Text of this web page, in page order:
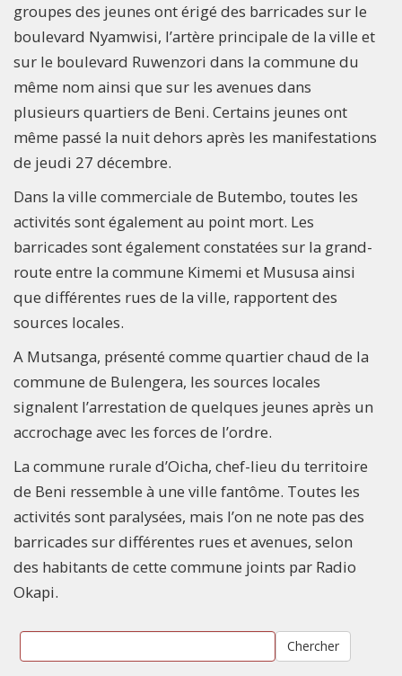
groupes des jeunes ont érigé des barricades sur le
boulevard Nyamwisi, l’artère principale de la ville et
sur le boulevard Ruwenzori dans la commune du
même nom ainsi que sur les avenues dans
plusieurs quartiers de Beni. Certains jeunes ont
même passé la nuit dehors après les manifestations
de jeudi 27 décembre.
Dans la ville commerciale de Butembo, toutes les
activités sont également au point mort. Les
barricades sont également constatées sur la grand-
route entre la commune Kimemi et Mususa ainsi
que différentes rues de la ville, rapportent des
sources locales.
A Mutsanga, présenté comme quartier chaud de la
commune de Bulengera, les sources locales
signalent l’arrestation de quelques jeunes après un
accrochage avec les forces de l’ordre.
La commune rurale d’Oicha, chef-lieu du territoire
de Beni ressemble à une ville fantôme. Toutes les
activités sont paralysées, mais l’on ne note pas des
barricades sur différentes rues et avenues, selon
des habitants de cette commune joints par Radio
Okapi.
Chercher